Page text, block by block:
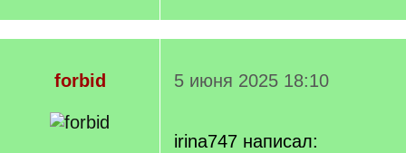
forbid 5 июня 2025 18:10
irina747 написал: